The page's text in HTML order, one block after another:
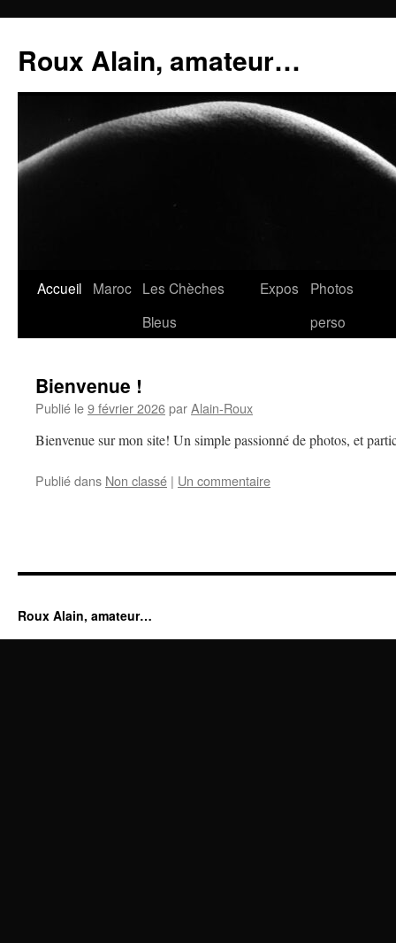
contenu
Roux Alain, amateur…
Accueil Maroc Les Chèches
Bleus
Expos
Photos
perso
Bienvenue !
Publié le9 février 2026parAlain-Roux
Bienvenue sur mon site! Un simple passionné de photos, et
Publié dans Non classé | Un commentaire
Roux Alain, amateur…